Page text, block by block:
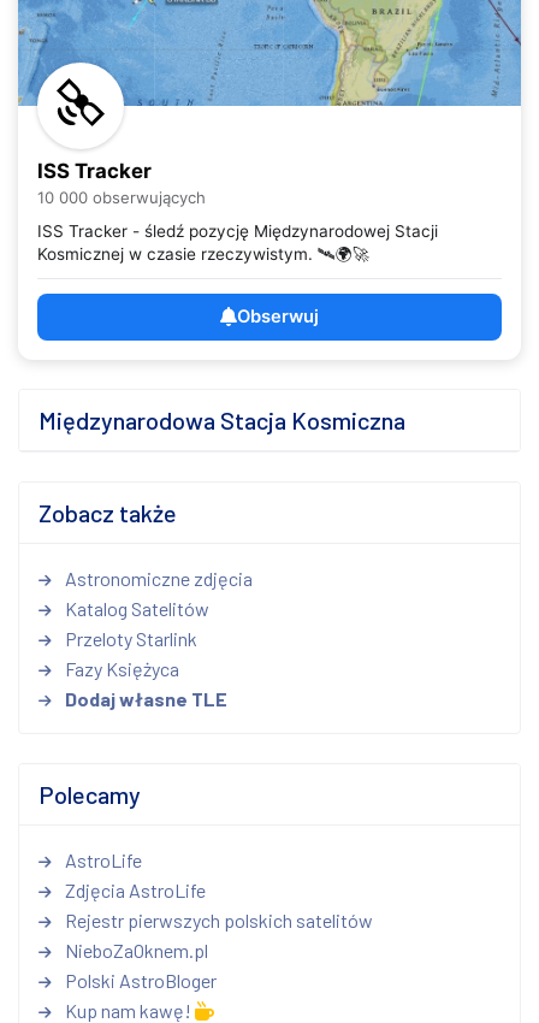
ISS Tracker
10 000 obserwujących
ISS Tracker - śledź pozycję Międzynarodowej Stacji
Kosmicznej w czasie rzeczywistym. 🛰️🌍🚀
Obserwuj
Międzynarodowa Stacja Kosmiczna
Zobacz także
Astronomiczne zdjęcia
Katalog Satelitów
Przeloty Starlink
Fazy Księżyca
Dodaj własne TLE
Polecamy
AstroLife
Zdjęcia AstroLife
Rejestr pierwszych polskich satelitów
NieboZaOknem.pl
Polski AstroBloger
Kup nam kawę!